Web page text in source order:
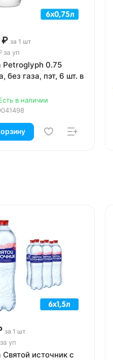
₽ за 1 шт
за уп
Petroglyph 0.75
без газа, пэт, 6 шт. в
в наличии
за 1 шт
за уп
Святой источник с